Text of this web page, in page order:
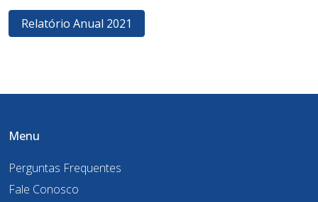
Relatório Anual 2021
Menu
Perguntas Frequentes
Fale Conosco